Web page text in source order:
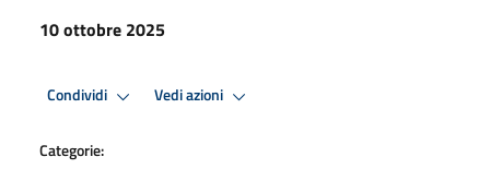
10 ottobre 2025
Condividi Vedi azioni
Categorie: